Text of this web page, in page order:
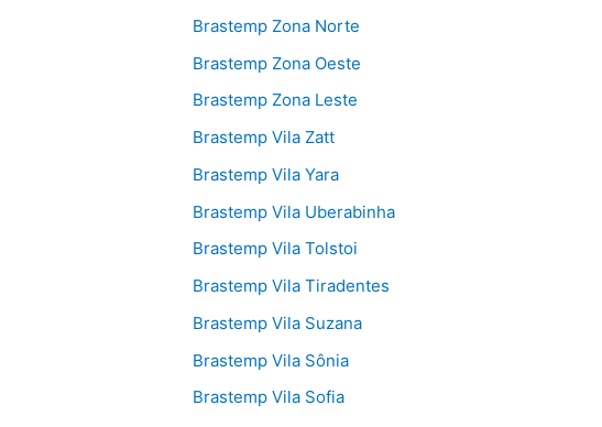
Brastemp Zona Norte
Brastemp Zona Oeste
Brastemp Zona Leste
Brastemp Vila Zatt
Brastemp Vila Yara
Brastemp Vila Uberabinha
Brastemp Vila Tolstoi
Brastemp Vila Tiradentes
Brastemp Vila Suzana
Brastemp Vila Sônia
Brastemp Vila Sofia